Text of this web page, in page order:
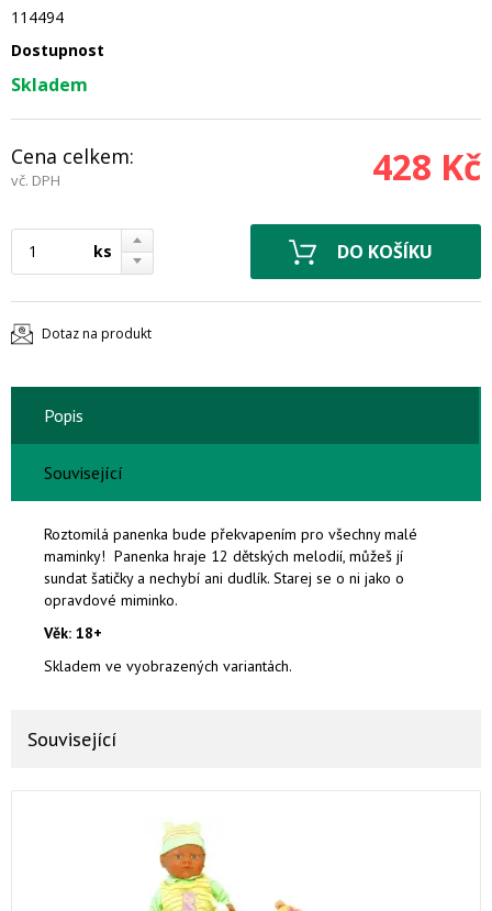
114494
Dostupnost
Skladem
Cena celkem:
vč. DPH 428 Kč
ks
Dotaz na produkt
Popis
Související
Roztomilá panenka bude překvapením pro všechny malé
maminky! Panenka hraje 12 dětských melodií, můžeš jí
sundat šatičky a nechybí ani dudlík. Starej se o ni jako o
opravdové miminko.
Věk: 18+
Skladem ve vyobrazených variantách.
Související